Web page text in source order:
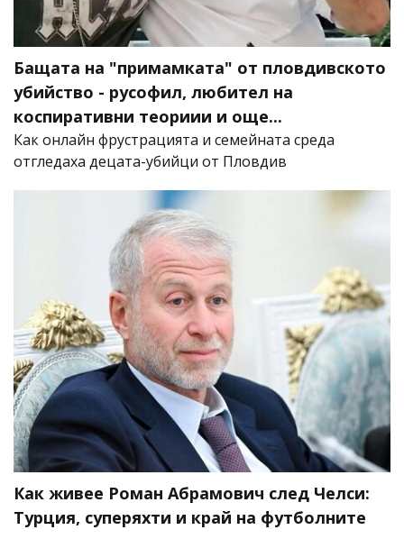
Бащата на "примамката" от пловдивското
убийство - русофил, любител на
коспиративни теориии и още...
Как онлайн фрустрацията и семейната среда
отгледаха децата-убийци от Пловдив
Как живее Роман Абрамович след Челси:
Турция, суперяхти и край на футболните